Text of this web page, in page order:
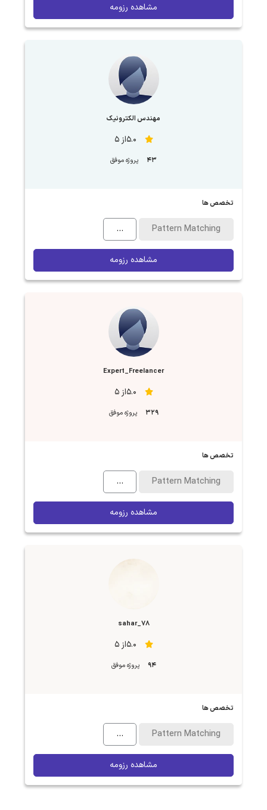
مشاهده رزومه
مهندس الکترونیک
5.0از 5
43 پروژه موفق
تخصص ها
Pattern Matching
...
مشاهده رزومه
Expert_Freelancer
5.0از 5
329 پروژه موفق
تخصص ها
Pattern Matching
...
مشاهده رزومه
sahar_78
5.0از 5
94 پروژه موفق
تخصص ها
Pattern Matching
...
مشاهده رزومه